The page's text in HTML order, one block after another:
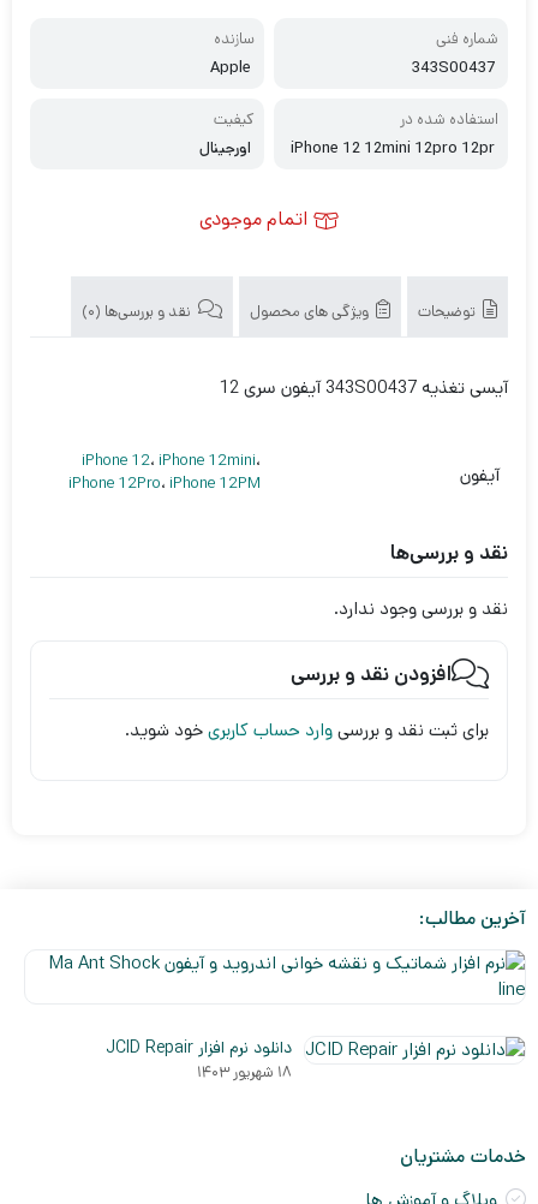
شماره فنی
343S00437
سازنده
Apple
استفاده شده در
iPhone 12 12mini 12pro 12pr
کیفیت
اورجینال
اتمام موجودی
توضیحات ویژگی های محصول نقد و بررسی‌ها (0)
آیسی تغذیه 343S00437 آیفون سری 12
آیفون
iPhone 12، iPhone 12mini،
iPhone 12Pro، iPhone 12PM
نقد و بررسی‌ها
نقد و بررسی وجود ندارد.
افزودن نقد و بررسی
برای ثبت نقد و بررسیوارد حساب کاربریخود شوید.
آخرین مطالب:
دانلود نرم افزار JCID Repair
۱۸ شهریور ۱۴۰۳
خدمات مشتریان